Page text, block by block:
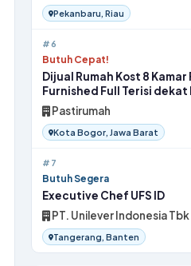
Pekanbaru, Riau
#6
Butuh Cepat!
Dijual Rumah Kost 8 Kamar
Furnished Full Terisi dekat
Bogor
Pastirumah
Kota Bogor, Jawa Barat
#7
Butuh Segera
Executive Chef UFS ID
PT. Unilever Indonesia Tbk
Tangerang, Banten